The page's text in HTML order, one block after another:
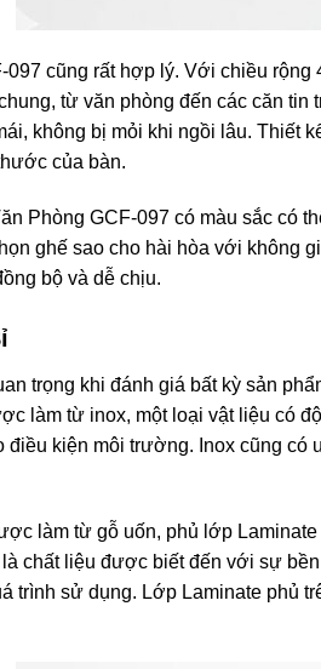
cũng rất hợp lý. Với chiều
từ văn phòng đến các căn
không bị mỏi khi ngồi lâu. Thiết
của bàn.
Phòng GCF-097 có màu sắc có
ghế sao cho hài hòa với không
bộ và dễ chịu.
trọng khi đánh giá bất kỳ sản
làm từ inox, một loại vật liệu có
điều kiện môi trường. Inox cũng
làm từ gỗ uốn, phủ lớp
chất liệu được biết đến với sự
trình sử dụng. Lớp Laminate phủ